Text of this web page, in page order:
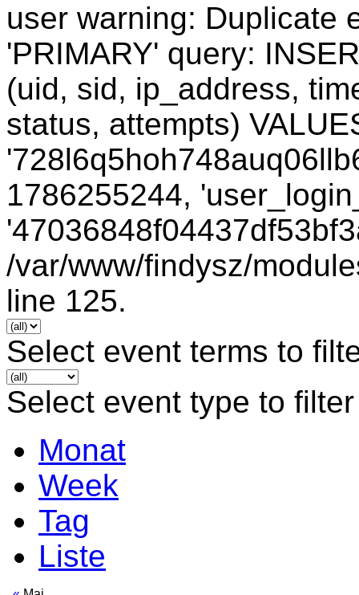
user warning: Duplicate
'PRIMARY' query:
(uid, sid, ip_address,
status, attempts)
1786255244,
/var/www/findysz/
line 125.
Select event terms to
Select event type to
Monat
Week
Tag
Liste